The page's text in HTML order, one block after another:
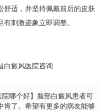
舒适，并坚持佩戴前后的皮肤
刺激迹象立即调整。
白癜风医院咨询
哪个好】脸部白癜风患者可
肯了。希望有更多的病友能够